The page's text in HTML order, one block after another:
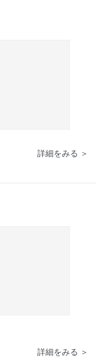
詳細をみる ＞
詳細をみる ＞